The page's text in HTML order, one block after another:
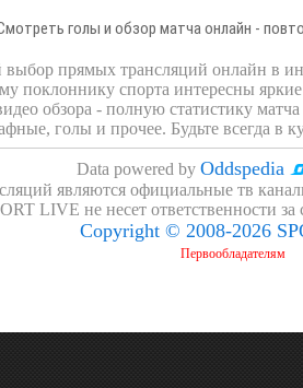
голы и обзор матча онлайн -
прямых трансляций онлайн в
поклоннику спорта интересны
обзора - полную статистику
голы и прочее. Будьте всегда в
Data powered byOddspedia
являются официальные тв
LIVE не несет ответственности
Copyright © 2008-2026
Первообладателям